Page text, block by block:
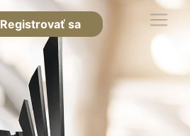
Registrovať sa